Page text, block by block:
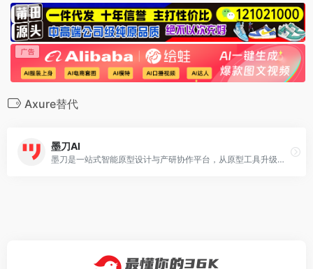
Axure替代
墨刀AI
墨刀是一站式智能原型设计与产研协作平台，从原型工具升级为覆盖“想法-设计-协作-交付”的产品研发中枢。集成AI原型生成、AIPPT、白板、流程图、思维导图与UI设计能力，支持Axure/Sketch/Figma文件导入，帮助产品、设计、研发团队在云端高效协作，注册即可免费试用。